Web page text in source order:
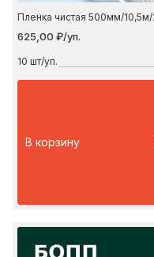
Пленка чистая 500мм/
625,00 ₽/уп.
10 шт/уп.
В корзину